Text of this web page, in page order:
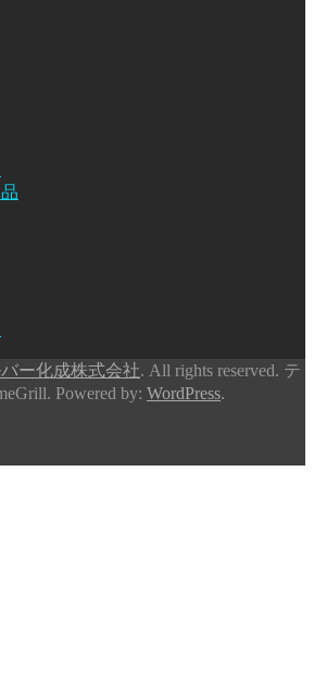
ー化成株式会社. All rights reserved. テ
Powered by: WordPress.